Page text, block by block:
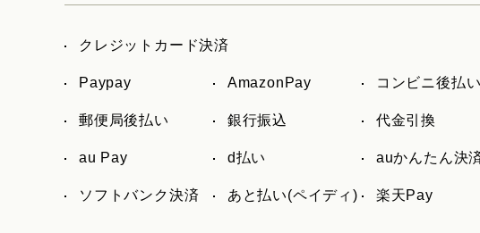
クレジットカード決済
Paypay AmazonPay コンビニ後払い
郵便局後払い 銀行振込 代金引換
au Pay d払い auかんたん決
ソフトバンク決済 あと払い(ペイディ) 楽天Pay